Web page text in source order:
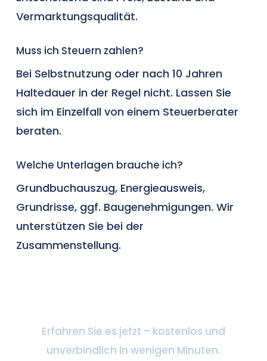
Vermarktungsqualität.
Muss ich Steuern zahlen?
Bei Selbstnutzung oder nach 10 Jahren
Haltedauer in der Regel nicht. Lassen Sie
sich im Einzelfall von einem Steuerberater
beraten.
Welche Unterlagen brauche ich?
Grundbuchauszug, Energieausweis,
Grundrisse, ggf. Baugenehmigungen. Wir
unterstützen Sie bei der
Zusammenstellung.
Erfahren Sie es jetzt – kostenlos und
unverbindlich in wenigen Minuten.